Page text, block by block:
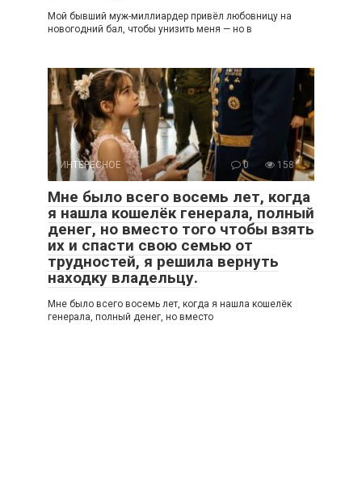
Мой бывший муж-миллиардер привёл любовницу на
новогодний бал, чтобы унизить меня — но в
ИНТЕРЕСНОЕ 0 158
Мне было всего восемь лет, когда
я нашла кошелёк генерала, полный
денег, но вместо того чтобы взять
их и спасти свою семью от
трудностей, я решила вернуть
находку владельцу.
Мне было всего восемь лет, когда я нашла кошелёк
генерала, полный денег, но вместо